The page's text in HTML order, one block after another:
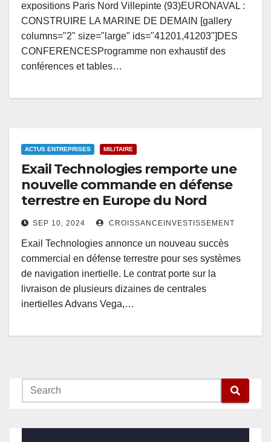
expositions Paris Nord Villepinte (93)EURONAVAL :
CONSTRUIRE LA MARINE DE DEMAIN [gallery
columns="2" size="large" ids="41201,41203"]DES
CONFERENCESProgramme non exhaustif des
conférences et tables…
ACTUS ENTREPRISES MILITAIRE
Exail Technologies remporte une
nouvelle commande en défense
terrestre en Europe du Nord
SEP 10, 2024 CROISSANCEINVESTISSEMENT
Exail Technologies annonce un nouveau succès
commercial en défense terrestre pour ses systèmes
de navigation inertielle. Le contrat porte sur la
livraison de plusieurs dizaines de centrales
inertielles Advans Vega,…